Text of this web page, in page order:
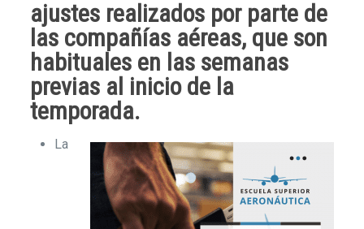
ajustes realizados por parte de
las compañías aéreas, que son
habituales en las semanas
previas al inicio de la
temporada.
La